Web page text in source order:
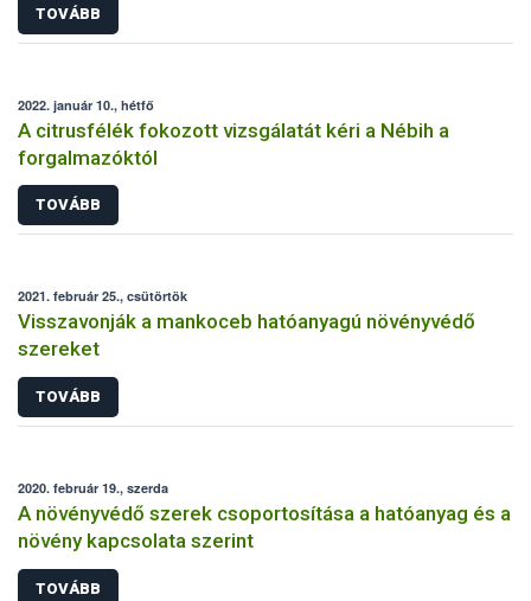
TOVÁBB
2022. január 10., hétfő
A citrusfélék fokozott vizsgálatát kéri a Nébih a
forgalmazóktól
TOVÁBB
2021. február 25., csütörtök
Visszavonják a mankoceb hatóanyagú növényvédő
szereket
TOVÁBB
2020. február 19., szerda
A növényvédő szerek csoportosítása a hatóanyag és a
növény kapcsolata szerint
TOVÁBB